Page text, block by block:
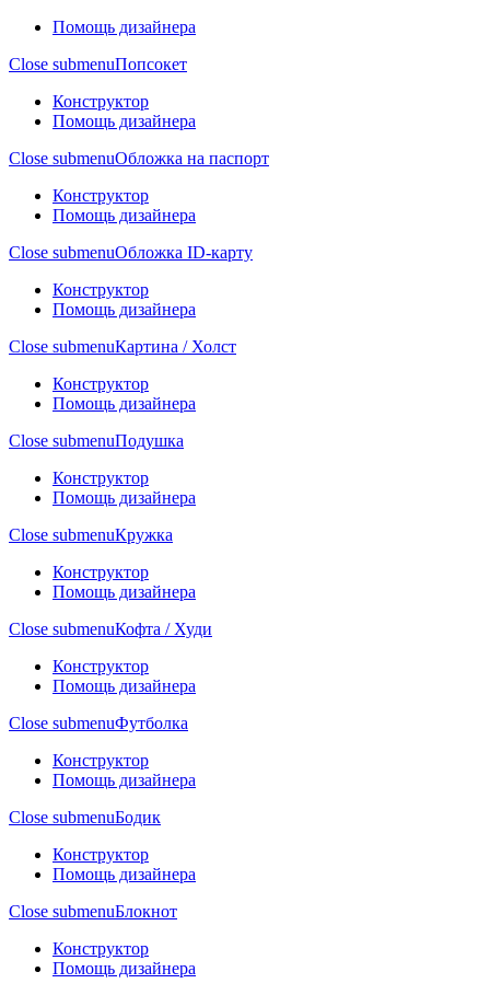
Помощь дизайнера
Close submenuПопсокет
Конструктор
Помощь дизайнера
Close submenuОбложка на паспорт
Конструктор
Помощь дизайнера
Close submenuОбложка ID-карту
Конструктор
Помощь дизайнера
Close submenuКартина / Холст
Конструктор
Помощь дизайнера
Close submenuПодушка
Конструктор
Помощь дизайнера
Close submenuКружка
Конструктор
Помощь дизайнера
Close submenuКофта / Худи
Конструктор
Помощь дизайнера
Close submenuФутболка
Конструктор
Помощь дизайнера
Close submenuБодик
Конструктор
Помощь дизайнера
Close submenuБлокнот
Конструктор
Помощь дизайнера